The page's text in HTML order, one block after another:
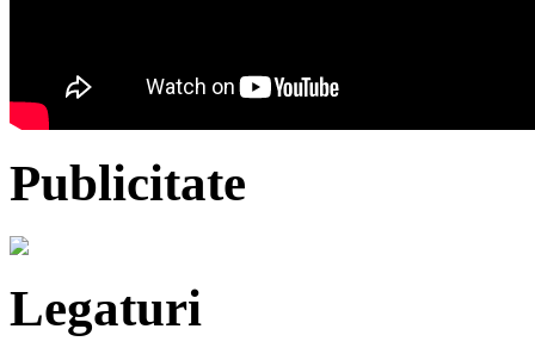
Publicitate
Legaturi